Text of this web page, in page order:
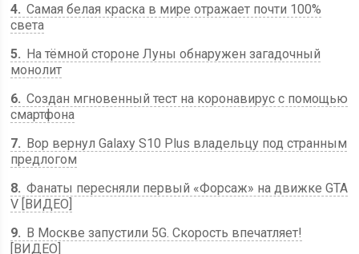
4 Самая белая краска в мире отражает почти 100%
света
5
На тёмной стороне Луны обнаружен загадочный
монолит
6 Создан мгновенный тест на коронавирус с помощью
смартфона
7
Вор вернул Galaxy S10 Plus владельцу под странным
предлогом
8 Фанаты пересняли первый «Форсаж» на движке GTA
V [ВИДЕО]
9
В Москве запустили 5G. Скорость впечатляет!
[ВИДЕО]